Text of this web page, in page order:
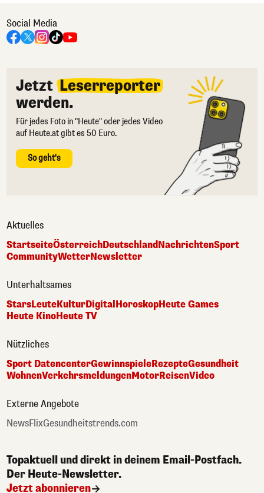
Social Media
Jetzt Leserreporter
werden.
Für jedes Foto in "Heute" oder jedes Video
auf Heute.at gibt es 50 Euro.
So geht's
Aktuelles
StartseiteÖsterreichDeutschlandNachrichtenSport
CommunityWetterNewsletter
Unterhaltsames
StarsLeuteKulturDigital HoroskopHeute Games
Heute KinoHeute TV
Nützliches
Sport DatencenterGewinnspieleRezepteGesundheit
WohnenVerkehrsmeldungenMotorReisenVideo
Externe Angebote
NewsFlixGesundheitstrends.com
Topaktuell und direkt in deinem Email-Postfach.
Der Heute-Newsletter.
Jetzt abonnieren